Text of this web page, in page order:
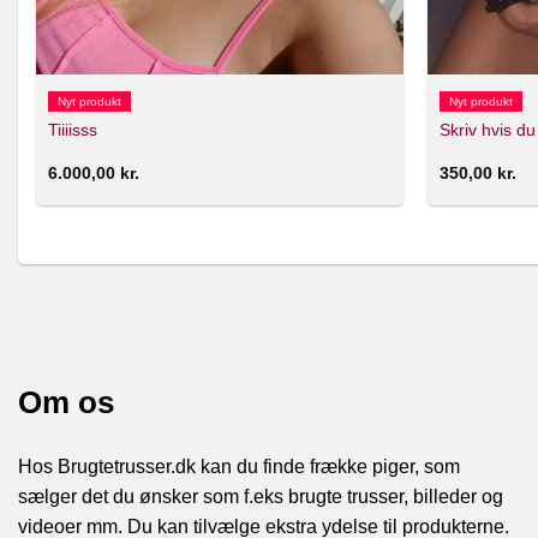
Nyt produkt
Tiiiisss
6.000,00 kr.
Nyt produkt
Skriv hvis
350,00 kr.
Om os
Hos Brugtetrusser.dk kan du finde frække piger, som
sælger det du ønsker som f.eks brugte trusser, billeder og
videoer mm. Du kan tilvælge ekstra ydelse til produkterne.